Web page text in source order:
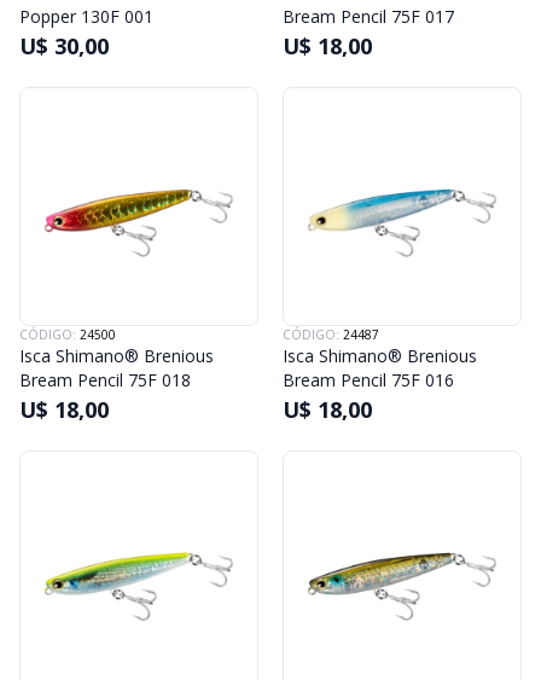
Popper 130F 001
U$ 30,00
Bream Pencil 75F 017
U$ 18,00
CÓDIGO: 24500
Isca Shimano® Brenious
Bream Pencil 75F 018
U$ 18,00
CÓDIGO: 24487
Isca Shimano® Brenious
Bream Pencil 75F 016
U$ 18,00